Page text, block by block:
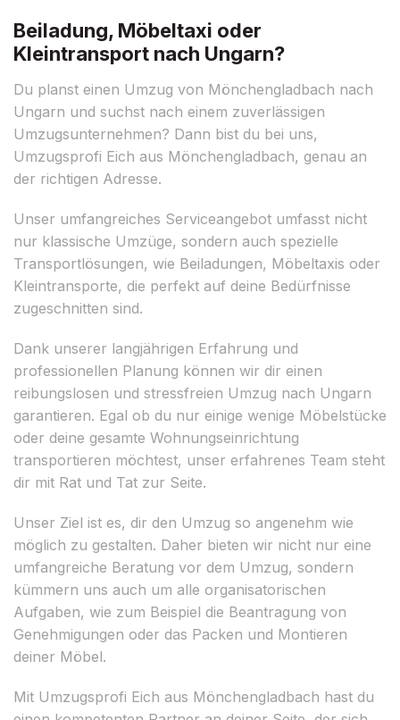
Beiladung, Möbeltaxi oder
Kleintransport nach Ungarn?
Du planst einen Umzug von Mönchengladbach nach
Ungarn und suchst nach einem zuverlässigen
Umzugsunternehmen? Dann bist du bei uns,
Umzugsprofi Eich aus Mönchengladbach, genau an
der richtigen Adresse.
Unser umfangreiches Serviceangebot umfasst nicht
nur klassische Umzüge, sondern auch spezielle
Transportlösungen, wie Beiladungen, Möbeltaxis oder
Kleintransporte, die perfekt auf deine Bedürfnisse
zugeschnitten sind.
Dank unserer langjährigen Erfahrung und
professionellen Planung können wir dir einen
reibungslosen und stressfreien Umzug nach Ungarn
garantieren. Egal ob du nur einige wenige Möbelstücke
oder deine gesamte Wohnungseinrichtung
transportieren möchtest, unser erfahrenes Team steht
dir mit Rat und Tat zur Seite.
Unser Ziel ist es, dir den Umzug so angenehm wie
möglich zu gestalten. Daher bieten wir nicht nur eine
umfangreiche Beratung vor dem Umzug, sondern
kümmern uns auch um alle organisatorischen
Aufgaben, wie zum Beispiel die Beantragung von
Genehmigungen oder das Packen und Montieren
deiner Möbel.
Mit Umzugsprofi Eich aus Mönchengladbach hast du